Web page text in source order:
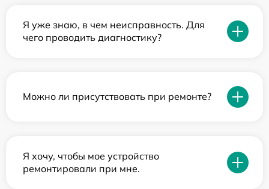
Я уже знаю, в чем неисправность. Для
чего проводить диагностику?
Можно ли присутствовать при ремонте?
Я хочу, чтобы мое устройство
ремонтировали при мне.